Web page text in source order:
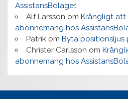
AssistansBolaget
Alf Larsson om Krångligt att
abonnemang hos
Patrikom Byta positionsljus
Christer Carlsson om
abonnemang hos